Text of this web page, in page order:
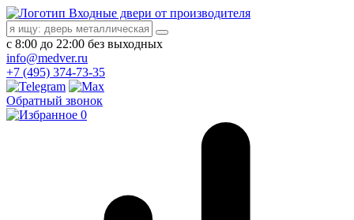
Входные двери от производителя
с 8:00 до 22:00 без выходных
info@medver.ru
+7 (495) 374-73-35
Обратный звонок
0